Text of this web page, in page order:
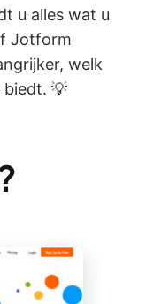
u alles wat u
Jotform
welk
💡